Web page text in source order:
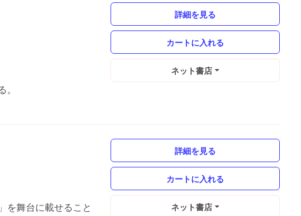
詳細を見る
ネット書店
を舞台に載せること
詳細を見る
ネット書店